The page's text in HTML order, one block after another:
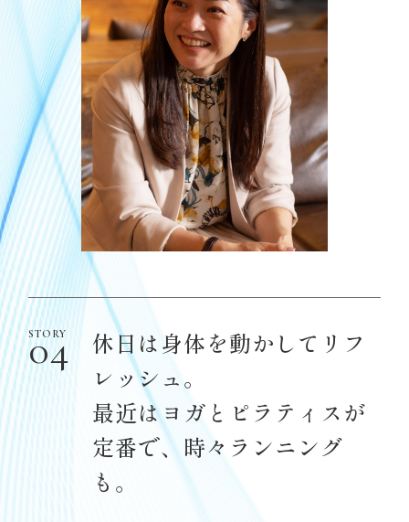
休日は身体を動かしてリフ
レッシュ。
最近はヨガとピラティスが
定番で、時々ランニング
も。